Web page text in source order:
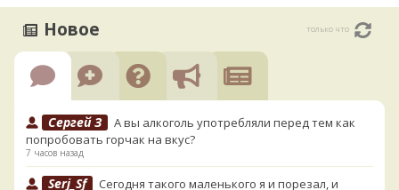
Новое только что
Сергей З
А вы алкоголь употребляли перед тем как
попробовать горчак на вкус?
7 часов назад
Serj_Sf
Сегодня такого маленького я и порезал, и